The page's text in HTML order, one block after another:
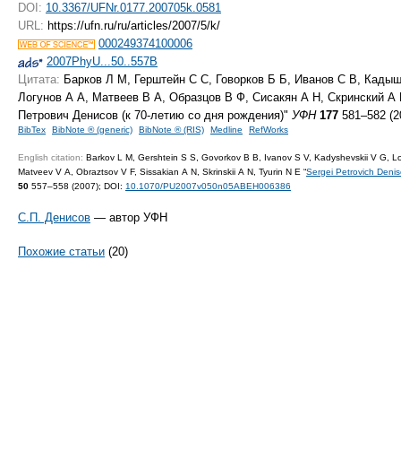
DOI: 10.3367/UFNr.0177.200705k.0581
URL: https://ufn.ru/ru/articles/2007/5/k/
000249374100006
2007PhyU...50..557B
Цитата: Барков Л М, Герштейн С С, Говорков Б Б, Иванов С В,
Логунов А А, Матвеев В А, Образцов В Ф, Сисакян А Н, Скринский
Петрович Денисов (к 70-летию со дня рождения)" УФН 177 581–582
BibTex BibNote ® (generic) BibNote ® (RIS) Medline RefWorks
English citation: Barkov L M, Gershtein S S, Govorkov B B, Ivanov S V, Kadyshevskii V G,
Matveev V A, Obraztsov V F, Sissakian A N, Skrinskii A N, Tyurin N E “Sergei Petrovich
50 557–558 (2007); DOI: 10.1070/PU2007v050n05ABEH006386
С.П. Денисов — автор УФН
Похожие статьи (20)